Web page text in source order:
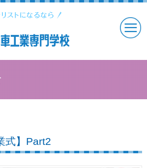
式】Part2